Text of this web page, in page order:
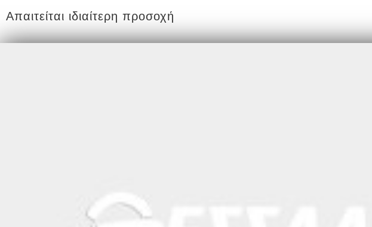
Απαιτείται ιδιαίτερη προσοχή